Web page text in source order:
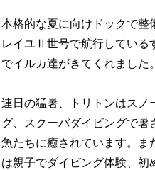
本格的な夏に向けドックで整
レイユⅡ世号で航行している
でイルカ達がきてくれました。
連日の猛暑、トリトンはスノ
グ、スクーバダイビングで暑
魚たちに癒されています。ま
は親子でダイビング体験、初